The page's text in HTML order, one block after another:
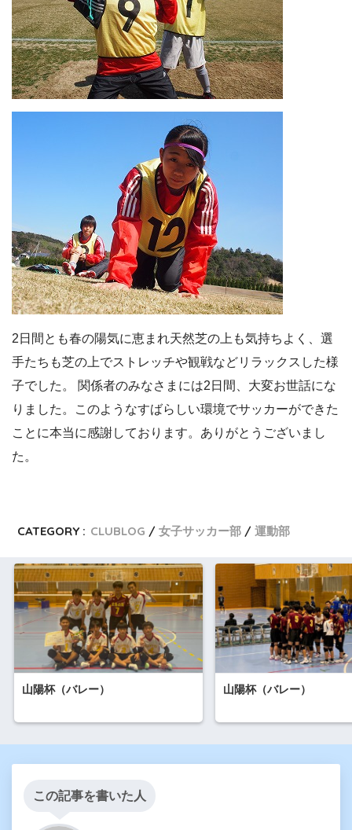
2日間とも春の陽気に恵まれ天然芝の上も気持ちよく、選
手たちも芝の上でストレッチや観戦などリラックスした様
子でした。 関係者のみなさまには2日間、大変お世話にな
りました。このようなすばらしい環境でサッカーができた
ことに本当に感謝しております。ありがとうございまし
た。
CATEGORY : CLUBLOG 女子サッカー部 運動部
山陽杯（バレー） 山陽杯（バレー）
この記事を書いた人